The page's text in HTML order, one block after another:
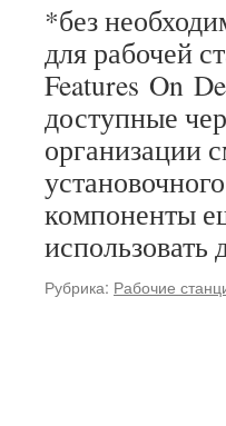
*без
для рабочей
Features On
доступные
организации
компоненты
использовать
Рубрика: Рабочие